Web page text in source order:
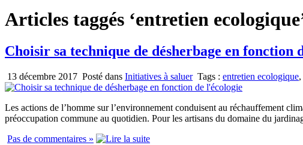
Articles taggés ‘entretien
Choisir sa technique de désherbage en fonction
13 décembre 2017 Posté dans Initiatives à saluer Tags : entretien ecologique,
Les actions de l’homme sur l’environnement conduisent au réchauffement
préoccupation commune au quotidien. Pour les artisans du domaine du
Pas de commentaires »